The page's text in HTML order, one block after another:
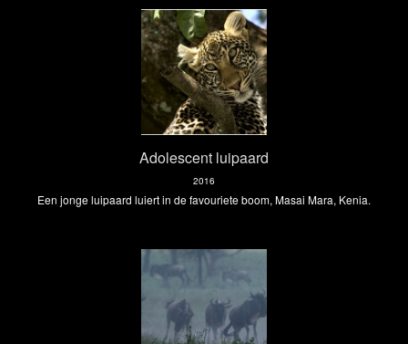
Adolescent luipaard
2016
Een jonge luipaard luiert in de favouriete boom, Masai Mara, Kenia.